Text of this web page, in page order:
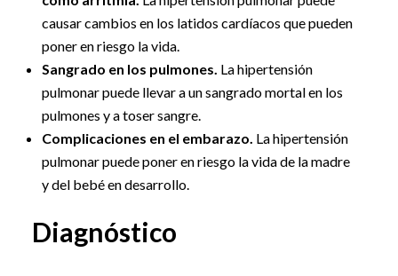
causar cambios en los latidos cardíacos que pueden
poner en riesgo la vida.
Sangrado en los pulmones. La hipertensión
pulmonar puede llevar a un sangrado mortal en los
pulmones y a toser sangre.
Complicaciones en el embarazo. La hipertensión
pulmonar puede poner en riesgo la vida de la madre
y del bebé en desarrollo.
Diagnóstico